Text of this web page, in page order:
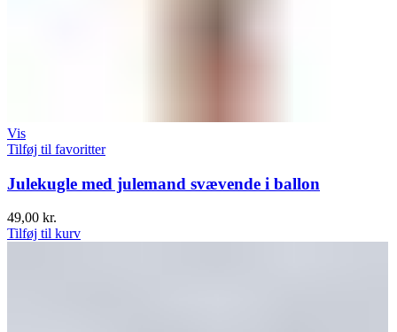
Vis
Tilføj til favoritter
Julekugle med julemand svævende i ballon
49,00 kr.
Tilføj til kurv